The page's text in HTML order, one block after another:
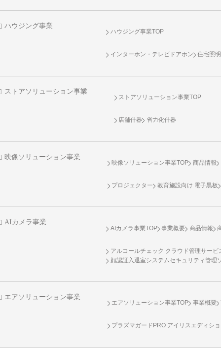
ハウジング事業
ハウジング事業TOP
インターホン・テレビドアホン 住宅照明
ストアソリューション事業
ストアソリューション事業TOP
店舗什器 省力化什器
映像ソリューション事業
映像ソリューション事業TOP 商品情報
プロジェクター 教育施設向け 電子黒板
AIカメラ事業
AIカメラ事業TOP 事業概要 商品情報
アルコールチェック クラウド管理サービ
顔認証入退室システムセキュリティ管理
エアソリューション事業
エアソリューション事業TOP 事業概要
プラズマガードPRO アイリスエディシ